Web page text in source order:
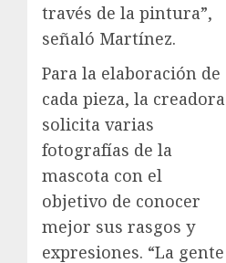
través de la pintura”,
señaló Martínez.
Para la elaboración de
cada pieza, la creadora
solicita varias
fotografías de la
mascota con el
objetivo de conocer
mejor sus rasgos y
expresiones. “La gente